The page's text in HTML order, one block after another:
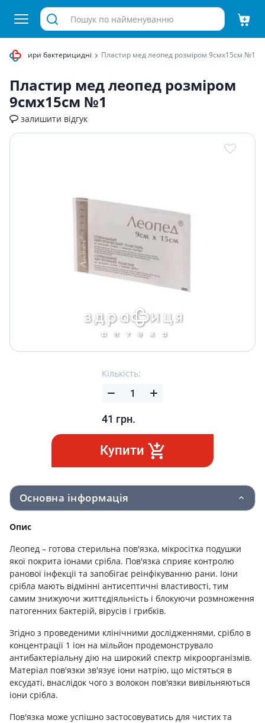
Пластири бактерицидні Пластир мед леопед розмiром 9смх15см №1
Пластир мед леопед розмiром
9смх15см №1
залишити відгук
Кількість:
41 грн.
Купити
Основна інформація
Опис
Леопед – готова стерильна пов'язка, мікросітка подушки
якої покрита іонами срібла. Пов'язка сприяє контролю
ранової інфекції та запобігає реінфікуванню рани. Іони
срібла мають відмінні антисептичні властивості, тим
самим знижуючи життєдіяльність і блокуючи розмноження
патогенних бактерій, вірусів і грибків.
Згідно з проведеними клінічними дослідженнями, срібло в
концентрації 1 іон на мільйон продемонструвало
антибактеріальну дію на широкий спектр мікроорганізмів.
Матеріал пов'язки зв'язує іони натрію, що містяться в
ексудаті, внаслідок чого з волокон пов'язки вивільняються
іони срібла.
Пов'язка може успішно застосовуватись для чистих та